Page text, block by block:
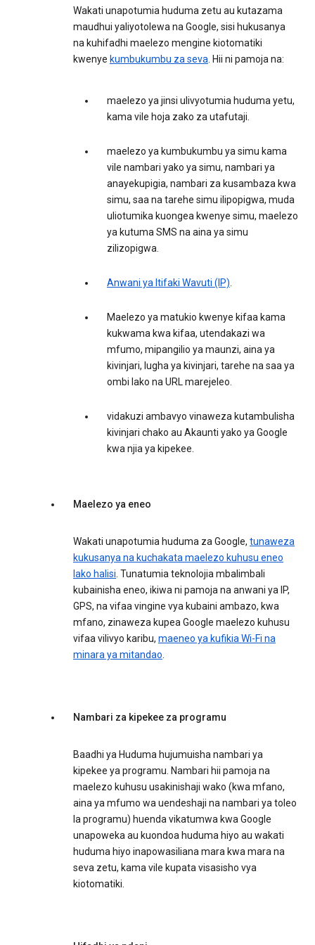
Wakati unapotumia huduma zetu au kutazama
maudhui yaliyotolewa na Google, sisi hukusanya
na kuhifadhi maelezo mengine kiotomatiki
kwenye kumbukumbu za seva. Hii ni pamoja na:
maelezo ya jinsi ulivyotumia huduma yetu,
kama vile hoja zako za utafutaji.
maelezo ya kumbukumbu ya simu kama
vile nambari yako ya simu, nambari ya
anayekupigia, nambari za kusambaza kwa
simu, saa na tarehe simu ilipopigwa, muda
uliotumika kuongea kwenye simu, maelezo
ya kutuma SMS na aina ya simu
zilizopigwa.
Anwani ya Itifaki Wavuti (IP).
Maelezo ya matukio kwenye kifaa kama
kukwama kwa kifaa, utendakazi wa
mfumo, mipangilio ya maunzi, aina ya
kivinjari, lugha ya kivinjari, tarehe na saa ya
ombi lako na URL marejeleo.
vidakuzi ambavyo vinaweza kutambulisha
kivinjari chako au Akaunti yako ya Google
kwa njia ya kipekee.
Maelezo ya eneo
Wakati unapotumia huduma za Google, tunaweza
kukusanya na kuchakata maelezo kuhusu eneo
lako halisi. Tunatumia teknolojia mbalimbali
kubainisha eneo, ikiwa ni pamoja na anwani ya IP,
GPS, na vifaa vingine vya kubaini ambazo, kwa
mfano, zinaweza kupea Google maelezo kuhusu
vifaa vilivyo karibu, maeneo ya kufikia Wi-Fi na
minara ya mitandao.
Nambari za kipekee za programu
Baadhi ya Huduma hujumuisha nambari ya
kipekee ya programu. Nambari hii pamoja na
maelezo kuhusu usakinishaji wako (kwa mfano,
aina ya mfumo wa uendeshaji na nambari ya toleo
la programu) huenda vikatumwa kwa Google
unapoweka au kuondoa huduma hiyo au wakati
huduma hiyo inapowasiliana mara kwa mara na
seva zetu, kama vile kupata visasisho vya
kiotomatiki.